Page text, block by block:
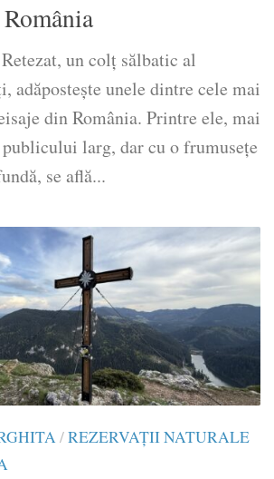
un colț sălbatic al
adăpostește unele dintre cele mai
din România. Printre ele, mai
larg, dar cu o frumusețe
se află...
/REZERVAȚII NATURALE